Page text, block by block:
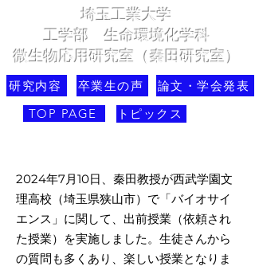
埼玉工業大学
​工学部 生命環境化学科
微生物応用研究室（秦田研究室）
研究内容 卒業生の声
論文・学会発表
TOP PAGE
トピックス
2024年7月10日、秦田教授が西武学園文
理高校（埼玉県狭山市）で「バイオサイ
エンス」に関して、出前授業（依頼され
た授業）を実施しました。生徒さんから
の質問も多くあり、楽しい授業となりま